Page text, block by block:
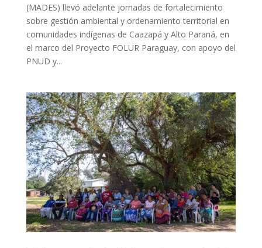
(MADES) llevó adelante jornadas de fortalecimiento
sobre gestión ambiental y ordenamiento territorial en
comunidades indígenas de Caazapá y Alto Paraná, en
el marco del Proyecto FOLUR Paraguay, con apoyo del
PNUD y...